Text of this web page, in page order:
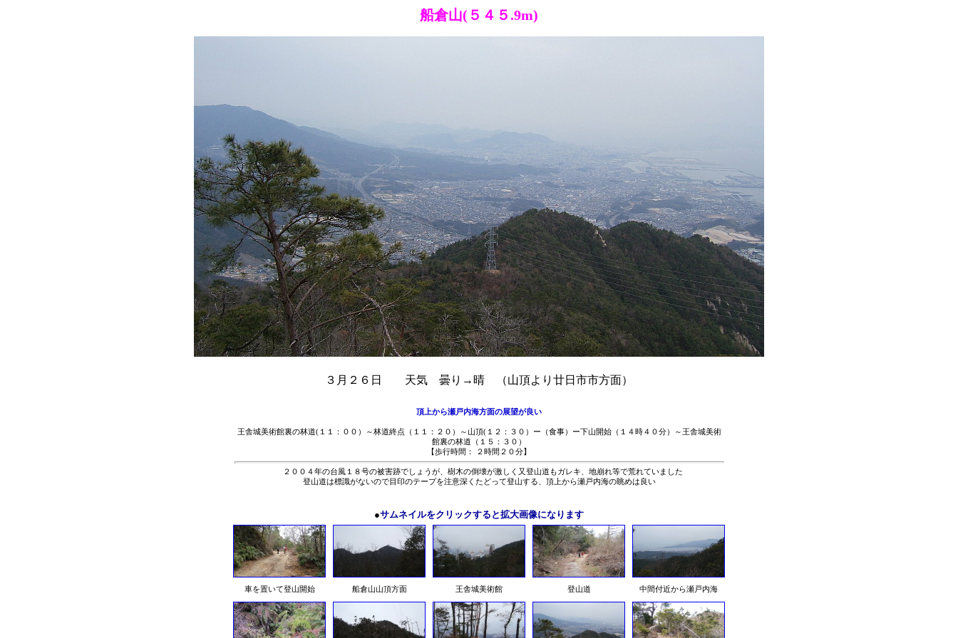
船倉山(５４５.9m)
３月２６日 天気 曇り→晴 （山頂より廿日市市方面）
頂上から瀬戸内海方面の展望が良い
王舎城美術館裏の林道(１１：００）～林道終点（１１：２０）～山頂(１２：３０）ー（食事）ー下山開始（１４時４０分）～王舎城美術
館裏の林道（１５：３０）
【歩行時間： ２時間２０分】
２００４年の台風１８号の被害跡でしょうが、樹木の倒壊が激しく又登山道もガレキ、地崩れ等で荒れていました
登山道は標識がないので目印のテープを注意深くたどって登山する、頂上から瀬戸内海の眺めは良い
●サムネイルをクリックすると拡大画像になります
車を置いて登山開始 船倉山山頂方面 王舎城美術館 登山道 中間付近から瀬戸内海